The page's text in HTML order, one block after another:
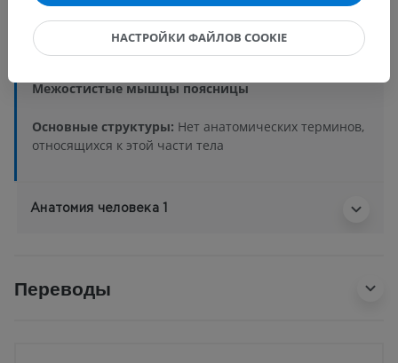
Systemata musculoskeletalia> Systema musculare
>
Pars dorsalis systematis muscularis>
Межостистые мышцы поясницы
Основные структуры: Нет анатомических терминов,
относящихся к этой части тела
Анатомия человека 1
Переводы
НАСТРОЙКИ ФАЙЛОВ COOKIE